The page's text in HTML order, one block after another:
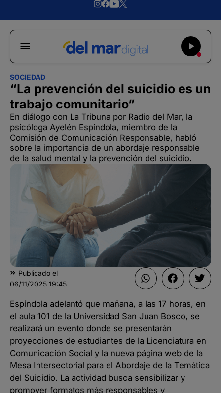
SOCIEDAD
“La prevención del suicidio es un
trabajo comunitario”
En diálogo con La Tribuna por Radio del Mar, la
psicóloga Ayelén Espíndola, miembro de la
Comisión de Comunicación Responsable, habló
sobre la importancia de un abordaje responsable
de la salud mental y la prevención del suicidio.
Publicado el
06/11/2025 19:45
Espíndola adelantó que mañana, a las 17 horas, en
el aula 101 de la Universidad San Juan Bosco, se
realizará un evento donde se presentarán
proyecciones de estudiantes de la Licenciatura en
Comunicación Social y la nueva página web de la
Mesa Intersectorial para el Abordaje de la Temática
del Suicidio. La actividad busca sensibilizar y
promover formatos más responsables y